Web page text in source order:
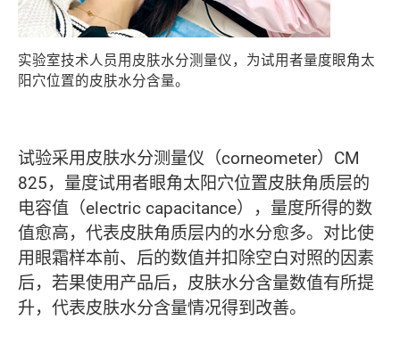
实验室技术人员用皮肤水分测量仪，为试用者量度眼角太
阳穴位置的皮肤水分含量。
试验采用皮肤水分测量仪（corneometer）CM
825，量度试用者眼角太阳穴位置皮肤角质层的
电容值（electric capacitance），量度所得的数
值愈高，代表皮肤角质层内的水分愈多。对比使
用眼霜样本前、后的数值并扣除空白对照的因素
后，若果使用产品后，皮肤水分含量数值有所提
升，代表皮肤水分含量情况得到改善。